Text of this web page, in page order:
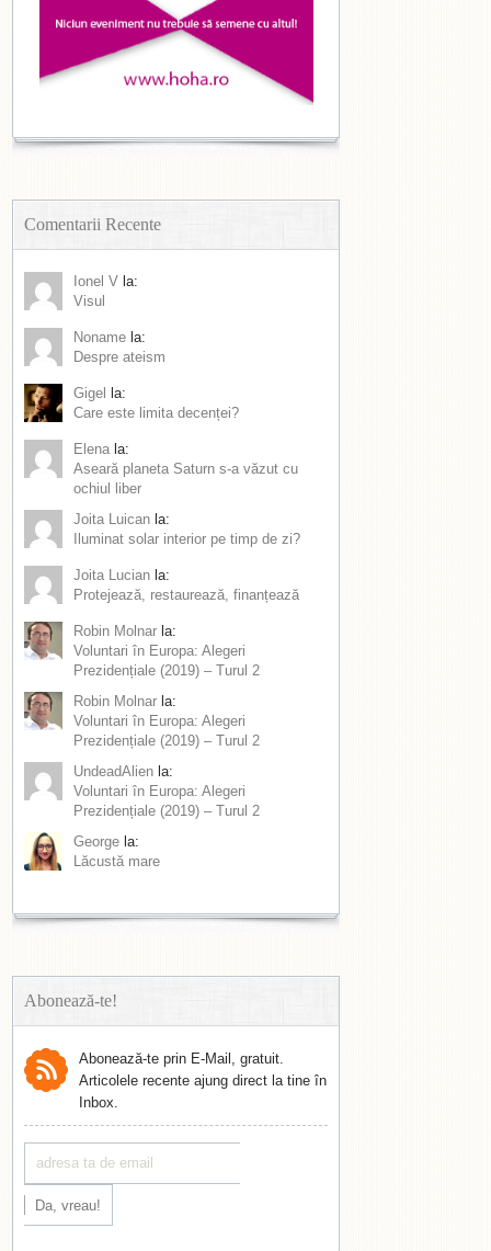
Comentarii Recente
Ionel V la:
Visul
Noname la:
Despre ateism
Gigel
la:
Care este limita decenței?
Elena la:
Aseară planeta Saturn s-a văzut cu
ochiul liber
Joita Luican la:
Iluminat solar interior pe timp de zi?
Joita Lucian la:
Protejează, restaurează, finanțează
Robin Molnar la:
Voluntari în Europa: Alegeri
Prezidențiale (2019) – Turul 2
Robin Molnar la:
Voluntari în Europa: Alegeri
Prezidențiale (2019) – Turul 2
UndeadAlien la:
Voluntari în Europa: Alegeri
Prezidențiale (2019) – Turul 2
George la:
Lăcustă mare
Abonează-te!
Abonează-te prin E-Mail, gratuit.
Articolele recente ajung direct la tine în
Inbox.